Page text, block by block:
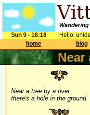
Wandering
Sun 9 - 18:18
Hello,
home
blog
Near
Near a tree by a river
there's a hole in the ground